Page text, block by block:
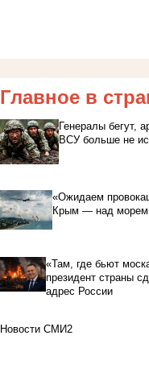
Главное в
Генералы бегут,
ВСУ больше не
«Ожидаем
Крым — над морем
«Там, где бьют
президент страны
адрес России
Новости СМИ2